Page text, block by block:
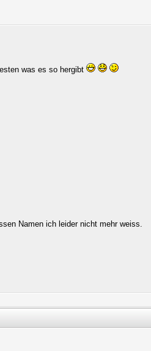
was es so hergibt
Namen ich leider nicht mehr weiss.